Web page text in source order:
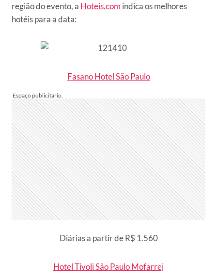
região do evento, a Hoteis.com indica os melhores
hotéis para a data:
Fasano Hotel São Paulo
Diárias a partir de R$ 1.560
Hotel Tivoli São Paulo Mofarrej